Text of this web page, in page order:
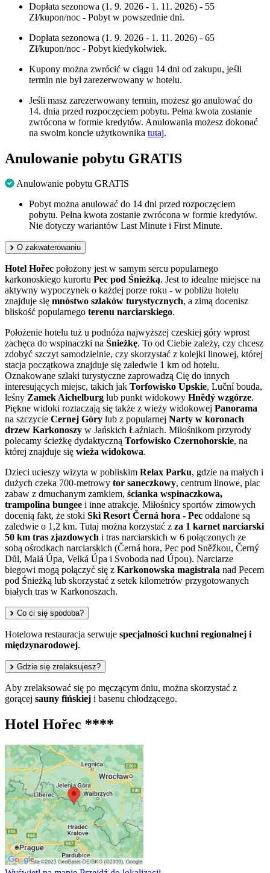
Dopłata sezonowa (1. 9. 2026 - 1. 11. 2026) - 55
Zł/kupon/noc - Pobyt w powszednie dni.
Dopłata sezonowa (1. 9. 2026 - 1. 11. 2026) - 65
Zł/kupon/noc - Pobyt kiedykolwiek.
Kupony można zwrócić w ciągu 14 dni od zakupu, jeśli
termin nie był zarezerwowany w hotelu.
Jeśli masz zarezerwowany termin, możesz go anulować do
14. dnia przed rozpoczęciem pobytu. Pełna kwota zostanie
zwrócona w formie kredytów. Anulowania możesz dokonać
na swoim koncie użytkownika tutaj.
Anulowanie pobytu GRATIS
Anulowanie pobytu GRATIS
Pobyt można anulować do 14 dni przed rozpoczęciem
pobytu. Pełna kwota zostanie zwrócona w formie kredytów.
Nie dotyczy wariantów Last Minute i First Minute.
O zakwaterowaniu
Hotel Hořec położony jest w samym sercu popularnego
karkonoskiego kurortu Pec pod Śnieżką. Jest to idealne miejsce na
aktywny wypoczynek o każdej porze roku - w pobliżu hotelu
znajduje się mnóstwo szlaków turystycznych, a zimą docenisz
bliskość popularnego terenu narciarskiego.
Położenie hotelu tuż u podnóża najwyższej czeskiej góry wprost
zachęca do wspinaczki na Śnieżkę. To od Ciebie zależy, czy chcesz
zdobyć szczyt samodzielnie, czy skorzystać z kolejki linowej, której
stacja początkowa znajduje się zaledwie 1 km od hotelu.
Oznakowane szlaki turystyczne zaprowadzą Cię do innych
interesujących miejsc, takich jak Torfowisko Upskie, Luční bouda,
leśny Zamek Aichelburg lub punkt widokowy Hnědý wzgórze.
Piękne widoki roztaczają się także z wieży widokowej Panorama
na szczycie Cernej Góry lub z popularnej Narty w koronach
drzew Karkonoszy w Jańskich Łaźniach. Miłośnikom przyrody
polecamy ścieżkę dydaktyczną Torfowisko Czernohorskie, na
której znajduje się wieża widokowa.
Dzieci ucieszy wizyta w pobliskim Relax Parku, gdzie na małych i
dużych czeka 700-metrowy tor saneczkowy, centrum linowe, plac
zabaw z dmuchanym zamkiem, ścianka wspinaczkowa,
trampolina bungee i inne atrakcje. Miłośnicy sportów zimowych
docenią fakt, że stoki Ski Resort Černá hora - Pec oddalone są
zaledwie o 1,2 km. Tutaj można korzystać z za 1 karnet narciarski
50 km tras zjazdowych i tras narciarskich w 6 połączonych ze
sobą ośrodkach narciarskich (Černá hora, Pec pod Sněžkou, Černý
Důl, Malá Úpa, Velká Úpa i Svoboda nad Úpou). Narciarze
biegowi mogą połączyć się z Karkonowska magistrala nad Pecem
pod Śnieżką lub skorzystać z setek kilometrów przygotowanych
białych tras w Karkonoszach.
Co ci się spodoba?
Hotelowa restauracja serwuje specjalności kuchni regionalnej i
międzynarodowej.
Gdzie się zrelaksujesz?
Aby zrelaksować się po męczącym dniu, można skorzystać z
gorącej sauny fińskiej i basenu chłodzącego.
Hotel Hořec ****